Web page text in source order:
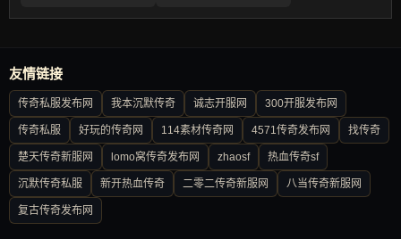
友情链接
传奇私服发布网 我本沉默传奇 诚志开服网 300开服发布网
传奇私服 好玩的传奇网 114素材传奇网 4571传奇发布网 找传奇
楚天传奇新服网 lomo窝传奇发布网 zhaosf 热血传奇sf
沉默传奇私服 新开热血传奇 二零二传奇新服网 八当传奇新服网
复古传奇发布网